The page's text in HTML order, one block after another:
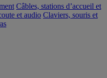
Câbles, stations d’accueil et
et audio Claviers, souris et